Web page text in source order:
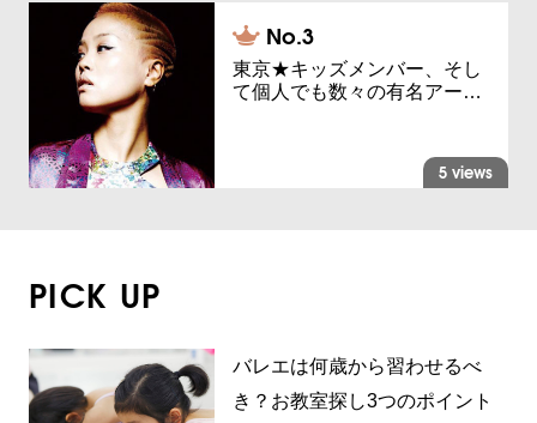
東京★キッズメンバー、そし
て個人でも数々の有名アー…
5 views
PICK UP
バレエは何歳から習わせるべ
き？お教室探し3つのポイント